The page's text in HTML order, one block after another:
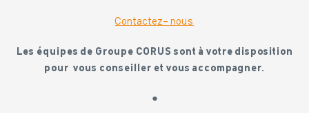
Contactez- nous
Les équipes de Groupe CORUS sont à votre disposition
pour vous conseiller et vous accompagner.
●